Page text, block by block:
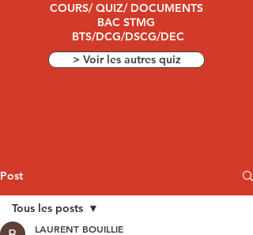
COURS/ QUIZ/ DOCUMENTS
BAC STMG
BTS/DCG/DSCG/DEC
> Voir les autres quiz
Post
Tous les posts
LAURENT BOUILLIE